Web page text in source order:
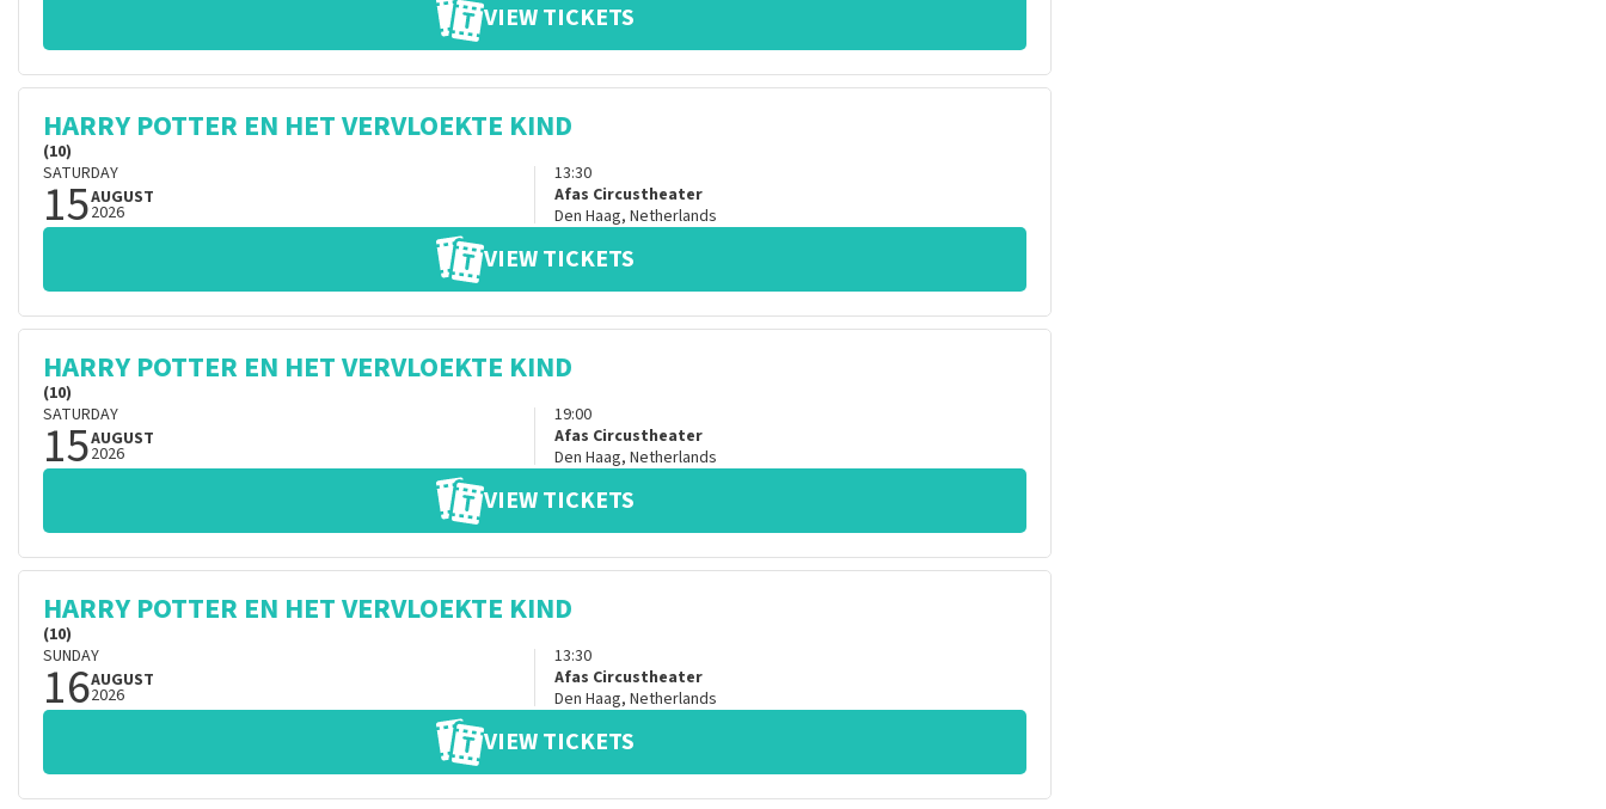
VIEW TICKETS
HARRY POTTER EN HET VERVLOEKTE KIND
(10)
SATURDAY
15AUGUST
2026
13:30
Afas Circustheater
Den Haag, Netherlands
VIEW TICKETS
HARRY POTTER EN HET VERVLOEKTE KIND
(10)
SATURDAY
15AUGUST
2026
19:00
Afas Circustheater
Den Haag, Netherlands
VIEW TICKETS
HARRY POTTER EN HET VERVLOEKTE KIND
(10)
SUNDAY
16AUGUST
2026
13:30
Afas Circustheater
Den Haag, Netherlands
VIEW TICKETS